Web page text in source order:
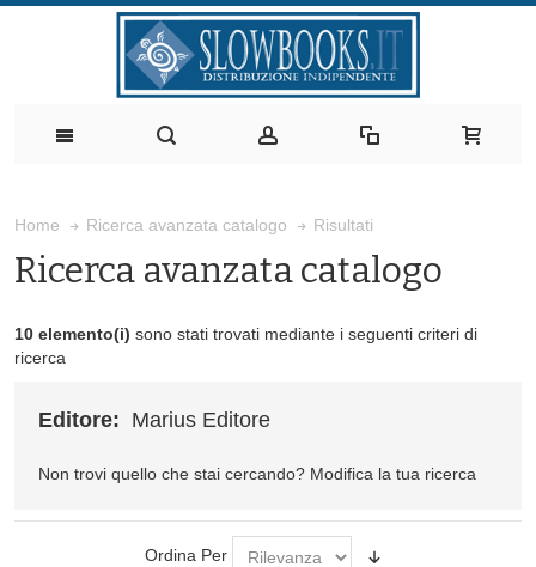
Home Ricerca avanzata catalogo Risultati
Ricerca avanzata catalogo
10 elemento(i) sono stati trovati mediante i seguenti criteri di
ricerca
Editore: Marius Editore
Non trovi quello che stai cercando? Modifica la tua ricerca
Ordina Per